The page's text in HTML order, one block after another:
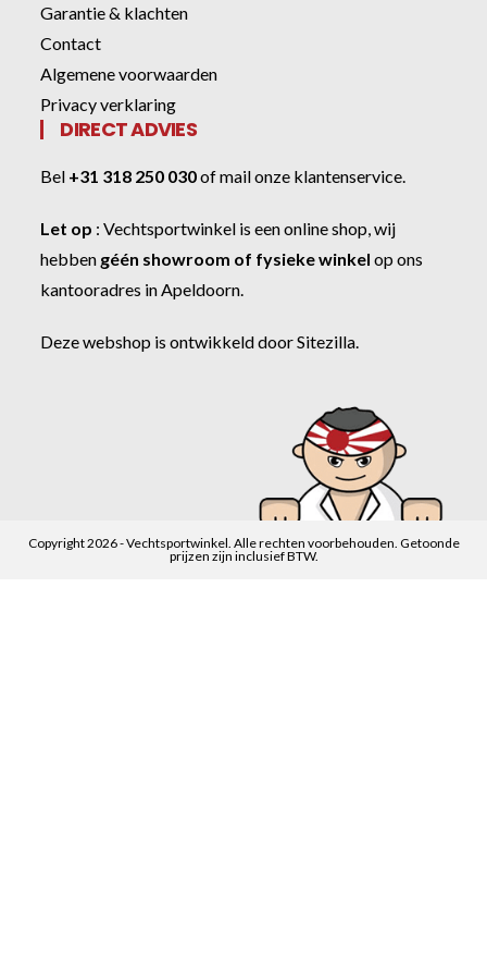
Garantie & klachten
Contact
Algemene voorwaarden
Privacy verklaring
DIRECT ADVIES
Bel +31 318 250 030ofmail onze klantenservice
Let op :Vechtsportwinkel is een online shop, wij
hebben géén showroom of fysieke winkel op ons
kantooradres in Apeldoorn.
Deze webshop is ontwikkeld doorSitezilla
Copyright 2026 - Vechtsportwinkel. Alle rechten voorbehouden. Getoonde
prijzen zijn inclusief BTW.